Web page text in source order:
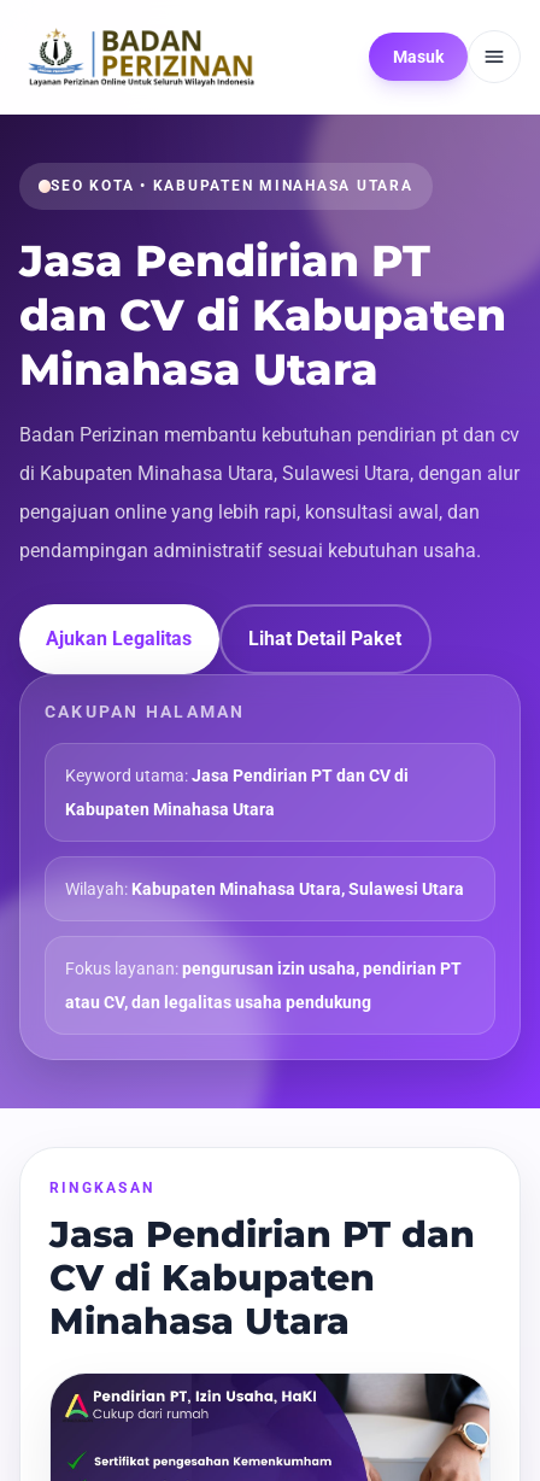
Masuk
SEO KOTA • KABUPATEN MINAHASA UTARA
Jasa Pendirian PT
dan CV di Kabupaten
Minahasa Utara
Badan Perizinan membantu kebutuhan pendirian pt dan cv
di Kabupaten Minahasa Utara, Sulawesi Utara, dengan alur
pengajuan online yang lebih rapi, konsultasi awal, dan
pendampingan administratif sesuai kebutuhan usaha.
Ajukan Legalitas Lihat Detail Paket
CAKUPAN HALAMAN
Keyword utama:Jasa Pendirian PT dan CV di
Kabupaten Minahasa Utara
Wilayah:Kabupaten Minahasa Utara, Sulawesi Utara
Fokus layanan:pengurusan izin usaha, pendirian PT
atau CV, dan legalitas usaha pendukung
RINGKASAN
Jasa Pendirian PT dan
CV di Kabupaten
Minahasa Utara